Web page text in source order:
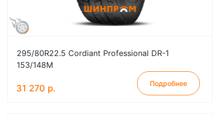
295/80R22.5 Cordiant Professional DR-1
153/148M
31 270 р. Подробнее